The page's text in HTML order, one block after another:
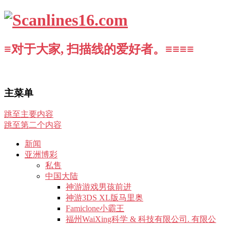
≡对于大家, 扫描线的爱好者。≡≡≡≡
主菜单
跳至主要内容
跳至第二个内容
新闻
亚洲博彩
私售
中国大陆
神游游戏男孩前进
神游3DS XL版马里奥
Famiclone小霸王
福州WaiXing科学 & 科技有限公司. 有限公